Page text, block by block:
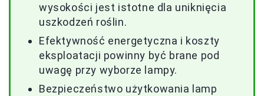
wysokości jest istotne dla uniknięcia
uszkodzeń roślin.
Efektywność energetyczna i koszty
eksploatacji powinny być brane pod
uwagę przy wyborze lampy.
Bezpieczeństwo użytkowania lamp